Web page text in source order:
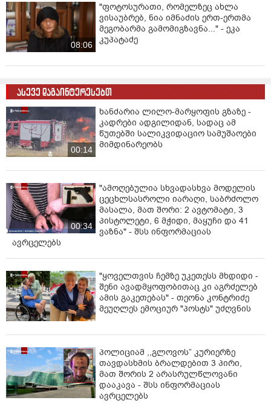
08:06
"ფოტოსურათი, რომელზეც ახლა
ვისაუბრებ, ნია იმნაძის ერთ-ერთმა
მეგობარმა გამომიგზავნა..." - ეკა
კუპატაძე
ასევე დაგაინტერესებთ
00:14
ხანძარია ლილო-მარყოფის გზაზე -
კადრები ადგილიდან, სადაც ამ
წუთებში სალიკვიდაციო სამუშაოები
მიმდინარეობს
00:34
"ამოღებულია სხვადასხვა მოდელის
ცეცხლსასროლი იარაღი, საბრძოლო
მასალა, მათ შორი: 2 ავტომატი, 3
პისტოლეტი, 6 მჭიდი, მაყუჩი და 41
ვაზნა" - შსს ინფორმაციას
ავრცელებს
"ყოველთვის ჩემზე უკეთესს მხდიდი -
შენი ავადმყოფობითაც კი აგრძელებ
ამის გაკეთებას" - თეონა კონტრიძე
მეუღლეს ემოციურ "პოსტს" უძღვნის
პოლიციამ ,,გლოვოს” კურიერზე
თავდასხმის ბრალდებით 3 პირი,
მათ შორის 2 არასრულწლოვანი
დააკავა - შსს ინფორმაციას
ავრცელებს